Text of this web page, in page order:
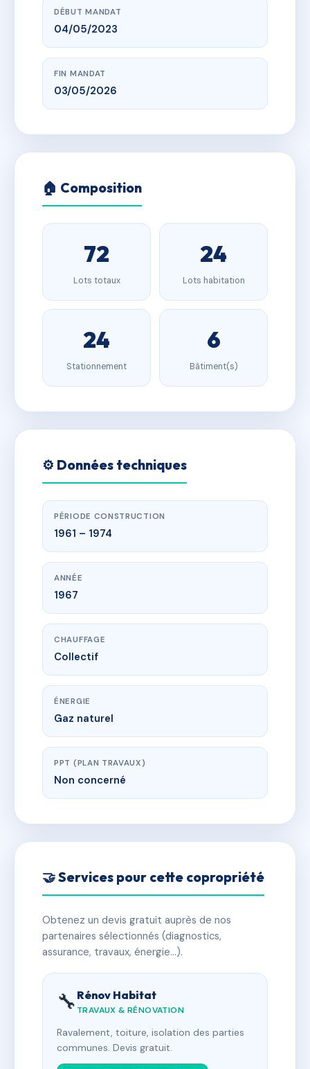
DÉBUT MANDAT
04/05/2023
FIN MANDAT
03/05/2026
🏠 Composition
72
Lots totaux
24
Lots habitation
24
Stationnement
6
Bâtiment(s)
⚙️ Données techniques
PÉRIODE CONSTRUCTION
1961 – 1974
ANNÉE
1967
CHAUFFAGE
Collectif
ÉNERGIE
Gaz naturel
PPT (PLAN TRAVAUX)
Non concerné
🤝 Services pour cette copropriété
Obtenez un devis gratuit auprès de nos
partenaires sélectionnés (diagnostics,
assurance, travaux, énergie…).
🔧 Rénov Habitat
TRAVAUX & RÉNOVATION
Ravalement, toiture, isolation des parties
communes. Devis gratuit.